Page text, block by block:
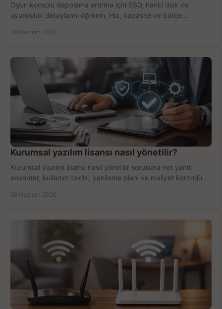
Oyun konsolu depolama artırma için SSD, harici disk ve
uyumluluk detaylarını öğrenin. Hız, kapasite ve bütçe
28 Haziran 2026
Kurumsal yazılım lisansı nasıl yönetilir?
Kurumsal yazılım lisansı nasıl yönetilir sorusuna net yanıt:
envanter, kullanım takibi, yenileme planı ve maliyet kontrolü
26 Haziran 2026